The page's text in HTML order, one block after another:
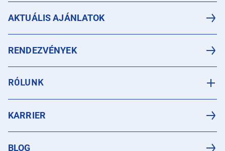
AKTUÁLIS AJÁNLATOK
RENDEZVÉNYEK
RÓLUNK
KARRIER
BLOG